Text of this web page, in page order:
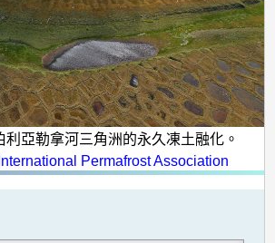
亞勒拿河三角洲的永久凍土融化。
Permafrost Association